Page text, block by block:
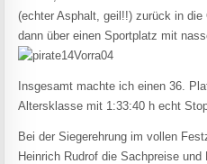
(echter Asphalt, geil!!) zurück in
dann über einen Sportplatz mit
Insgesamt machte ich einen 36.
Altersklasse mit 1:33:40 h echt
Bei der Siegerehrung im vollen
Heinrich Rudrof die Sachpreise